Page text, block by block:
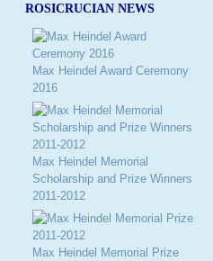
ROSICRUCIAN NEWS
Max Heindel Award Ceremony
2016
Max Heindel Memorial
Scholarship and Prize Winners
2011-2012
Max Heindel Memorial Prize